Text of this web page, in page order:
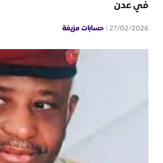
في عدن
27/02/2026 حسابات مزيفة